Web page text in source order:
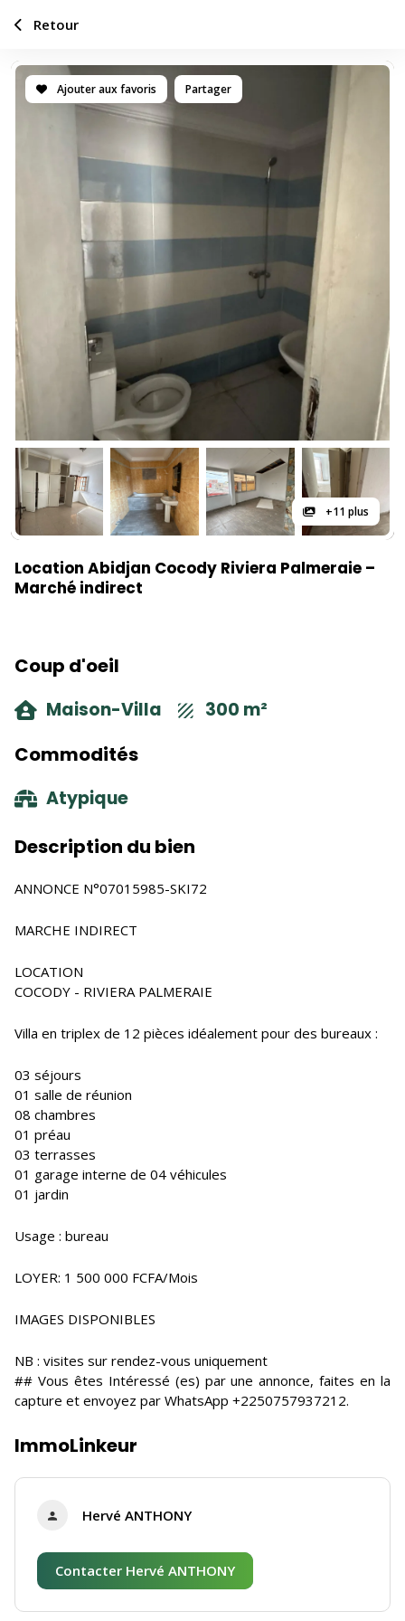
Ajouter aux favoris Partager
+11 plus
Location Abidjan Cocody Riviera Palmeraie –
Marché indirect
Coup d'oeil
Maison-Villa 300 m²
Commodités
Atypique
Description du bien
ANNONCE N°07015985-SKI72
MARCHE INDIRECT
LOCATION
COCODY - RIVIERA PALMERAIE
Villa en triplex de 12 pièces idéalement pour des bureaux :
03 séjours
01 salle de réunion
08 chambres
01 préau
03 terrasses
01 garage interne de 04 véhicules
01 jardin
Usage : bureau
LOYER: 1 500 000 FCFA/Mois
IMAGES DISPONIBLES
NB : visites sur rendez-vous uniquement
## Vous êtes Intéressé (es) par une annonce, faites en la
capture et envoyez par WhatsApp +2250757937212.
ImmoLinkeur
Hervé ANTHONY
Contacter Hervé ANTHONY
Retour